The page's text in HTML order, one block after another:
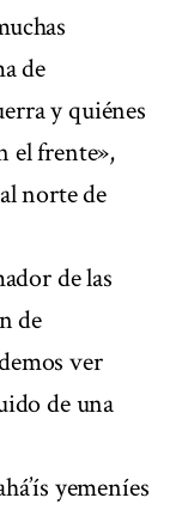
de
y quiénes
el frente»,
norte de
de las
de
ver
de una
yemeníes